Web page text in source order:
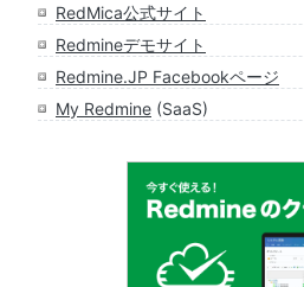
RedMica公式サイト
Redmineデモサイト
Redmine.JP Facebookページ
My Redmine (SaaS)